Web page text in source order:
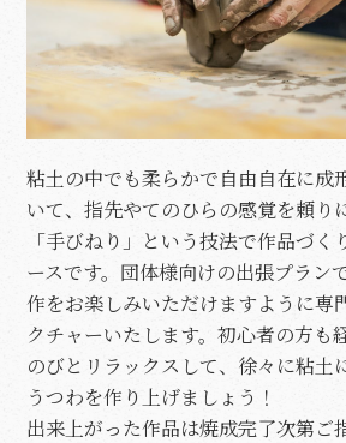
粘土の中でも柔らかで自由自在に成
いて、指先やてのひらの感覚を頼り
「手びねり」という技法で作品づく
ースです。団体様向けの出張プラン
作をお楽しみいただけますように専
クチャーいたします。初心者の方も
のびとリラックスして、徐々に粘土
うつわを作り上げましょう！
出来上がった作品は焼成完了次第ご